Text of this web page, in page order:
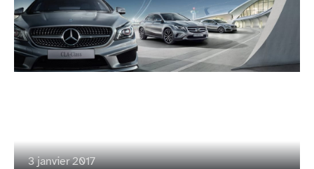
3 janvier 2017